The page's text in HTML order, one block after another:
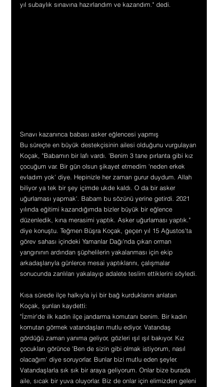
yıl subaylık sınavına hazırlandım ve kazandım." dedi.
Sınavı kazanınca babası asker eğlencesi yapmış
Bu süreçte en büyük destekçisinin ailesi olduğunu vurgulayan
Koçak, "Babamın bir lafı vardı. 'Benim 3 tane pırlanta gibi kız
çocuğum var. Bir gün olsun şikayet etmedim 'neden erkek
evladım yok' diye. Hepinizle her zaman gurur duydum. Allah
biliyor ya tek bir şey içimde ukde kaldı. O da bir asker
uğurlaması yapmak'. Babam bu sözünü yerine getirdi. 2021
yılında eğitimi kazandığımda bizler büyük bir eğlence
düzenledik, kına merasimi yaptık. Asker uğurlaması yaptık."
diye konuştu. Teğmen Büşra Koçak, geçen yıl 15 Ağustos'ta
görev sahası içindeki Yamanlar Dağı'nda çıkan orman
yangınının ardından şüphelilerin yakalanması için ekip
arkadaşlarıyla günlerce mesai yaptıklarını, çalışmalar
sonucunda zanlıları yakalayıp adalete teslim ettiklerini söyledi.
Kısa sürede ilçe halkıyla iyi bir bağ kurduklarını anlatan
Koçak, şunları kaydetti:
"İzmir'de ilk kadın ilçe jandarma komutanı benim. Bir kadın
komutan görmek vatandaşları mutlu ediyor. Vatandaş
gördüğü zaman yanıma geliyor, gözleri ışıl ışıl bakıyor. Kız
çocukları görünce 'Ben de sizin gibi olmak istiyorum, nasıl
olacağım' diye soruyorlar. Bunlar bizi mutlu eden şeyler.
Vatandaşlarla sık sık bir araya geliyorum. Onlar bize burada
aile, sıcak bir yuva oluyorlar. Biz de onlar için elimizden geleni